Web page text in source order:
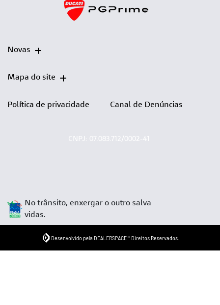
Novas
Mapa do site
Política de privacidade Canal de Denúncias
CNPJ: 07.083.712/0002-41
No trânsito, enxergar o outro salva
vidas.
Desenvolvido pela DEALERSPACE ® Direitos Reservados.